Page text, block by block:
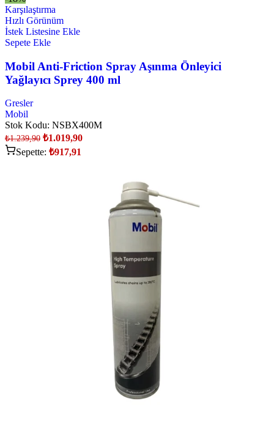
Karşılaştırma
Hızlı Görünüm
İstek Listesine Ekle
Sepete Ekle
Mobil Anti-Friction Spray Aşınma Önleyici
Yağlayıcı Sprey 400 ml
Gresler
Mobil
Stok Kodu: NSBX400M
₺1.239,90 ₺1.019,90
Sepette: ₺917,91